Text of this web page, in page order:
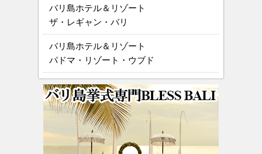
バリ島ホテル＆リゾート
ザ・レギャン・バリ
バリ島ホテル＆リゾート
パドマ・リゾート・ウブド